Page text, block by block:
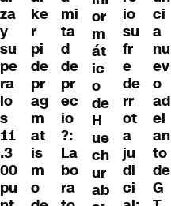
za
y
su
pe
ra
lo
s
11
.3
00
pu
ke
r
pi
de
pr
ag
m
at
is
m
o
mi
ta
d
de
pr
ec
io
?:
La
bo
ra
or
m
át
ic
o
de
H
ue
ch
ur
ab
io
su
fr
e
de
rr
ot
a
ju
di
ci
ci
a
nu
ev
o
ad
el
an
to
de
G